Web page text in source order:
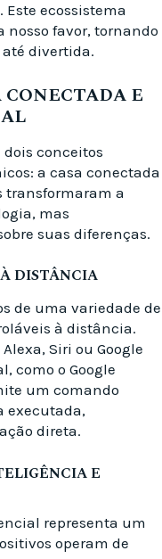
ecossistema
favor, tornando
divertida.
E
conceitos
a casa conectada
transformaram a
mas
suas diferenças.
DISTÂNCIA
de uma variedade de
à distância.
Siri ou Google
como o Google
um comando
executada,
direta.
E
representa um
operam de